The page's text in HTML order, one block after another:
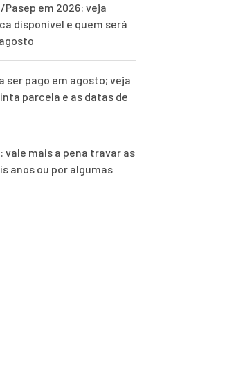
Pasep em 2026: veja
disponível e quem será
ser pago em agosto; veja
parcela e as datas de
vale mais a pena travar as
anos ou por algumas